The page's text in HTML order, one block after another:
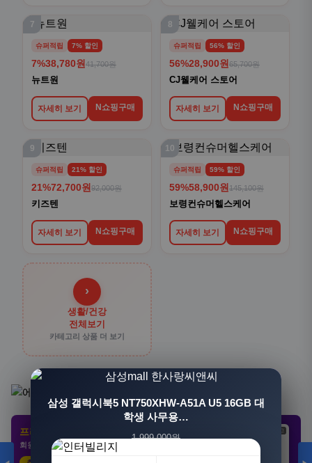
7
슈퍼적립 7% 할인
7%38,780원 41,700원
뉴트원
자세히 보기 N쇼핑구매
8
슈퍼적립 56% 할인
56%28,900원 65,700원
CJ웰케어 스토어
자세히 보기 N쇼핑구매
9
슈퍼적립 21% 할인
21%72,700원 92,000원
키즈텐
자세히 보기 N쇼핑구매
10
슈퍼적립 59% 할인
59%58,900원 145,100원
보령컨슈머헬스케어
자세히 보기 N쇼핑구매
›
생활/건강
전체보기
카테고리 상품 더 보기
프리미엄 제휴 사이트
회원 전용 특가 · 놓치면 손해
광고
[3+1] 동국제약 마이핏 V 활성엽산 임신준비 임산
부영양 30정, 4개
100,000원
삼성 갤럭시북5 NT750XHW-A51A U5 16GB 대
학생 사무용…
1,999,000원